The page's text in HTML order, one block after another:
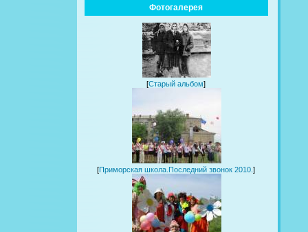
Фотогалерея
[Старый альбом]
[Приморская школа.Последний звонок 2010.]